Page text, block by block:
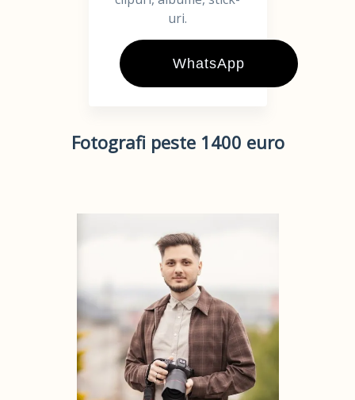
uri.
WhatsApp
Fotografi peste 1400 euro